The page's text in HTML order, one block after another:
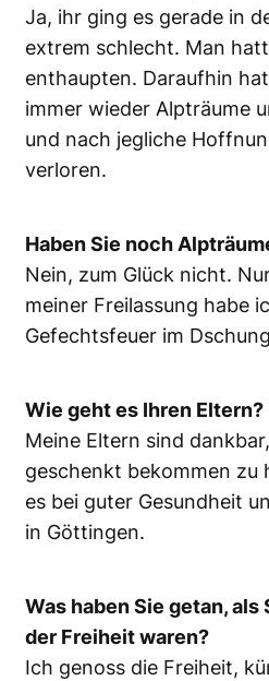
Ja, ihr ging es gerade in
extrem schlecht. Man
enthaupten. Daraufhin
immer wieder Alpträume
und nach jegliche
verloren.
Haben Sie noch
Nein, zum Glück nicht.
meiner Freilassung habe
Gefechtsfeuer im
Wie geht es Ihren Eltern?
Meine Eltern sind
geschenkt bekommen zu
es bei guter Gesundheit
in Göttingen.
Was haben Sie getan,
der Freiheit waren?
Ich genoss die Freiheit,